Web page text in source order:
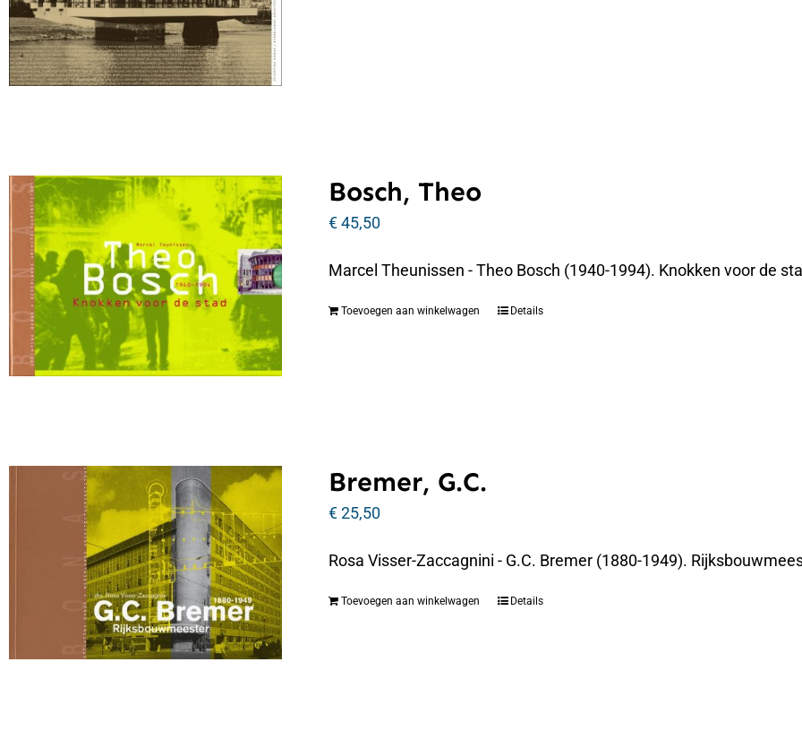
Bosch, Theo
€45,50
Marcel Theunissen - Theo Bosch (1940-1994). Knokken voor de
Toevoegen aan winkelwagen Details
Bremer, G.C.
€25,50
Rosa Visser-Zaccagnini - G.C. Bremer (1880-1949).
Toevoegen aan winkelwagen Details